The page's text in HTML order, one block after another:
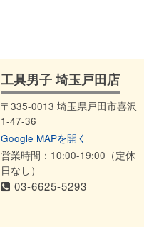
工具男子 埼玉戸田店
〒335-0013 埼玉県戸田市喜沢
1-47-36
Google MAPを開く
営業時間：10:00-19:00（定休
日なし）
03-6625-5293